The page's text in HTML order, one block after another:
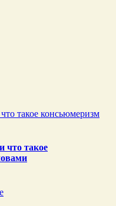
такое консьюмеризм
что такое